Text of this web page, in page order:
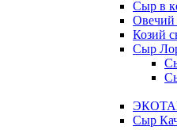
Сыр в
Овечий
Козий
Сыр
Сыр